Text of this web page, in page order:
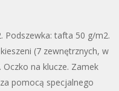
Podszewka: tafta 50 g/m2.
(7 zewnętrznych, w
na klucze. Zamek
pomocą specjalnego